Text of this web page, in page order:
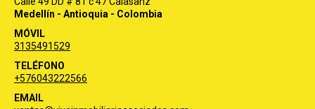
UBICACIÓN
Calle 49 DD # 81 c 47 Calasanz
Medellín - Antioquia - Colombia
MÓVIL
3135491529
TELÉFONO
+576043222566